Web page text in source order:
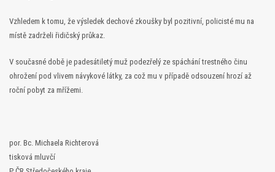
Vzhledem k tomu, že výsledek dechové zkoušky byl pozitivní, policisté mu na
místě zadrželi řidičský průkaz.
V současné době je padesátiletý muž podezřelý ze spáchání trestného činu
ohrožení pod vlivem návykové látky, za což mu v případě odsouzení hrozí až
roční pobyt za mřížemi.
por. Bc. Michaela Richterová
tisková mluvčí